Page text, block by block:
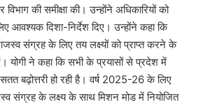
की समीक्षा की। उन्होंने अधिकारियों को
आवश्यक दिशा-निर्देश दिए। उन्होंने कहा कि
संग्रह के लिए तय लक्ष्यों को प्राप्त करने के
योगी ने कहा कि सभी के प्रयासों से प्रदेश में
बढ़ोत्तरी हो रही है। वर्ष 2025-26 के लिए
संग्रह के लक्ष्य के साथ मिशन मोड में नियोजित